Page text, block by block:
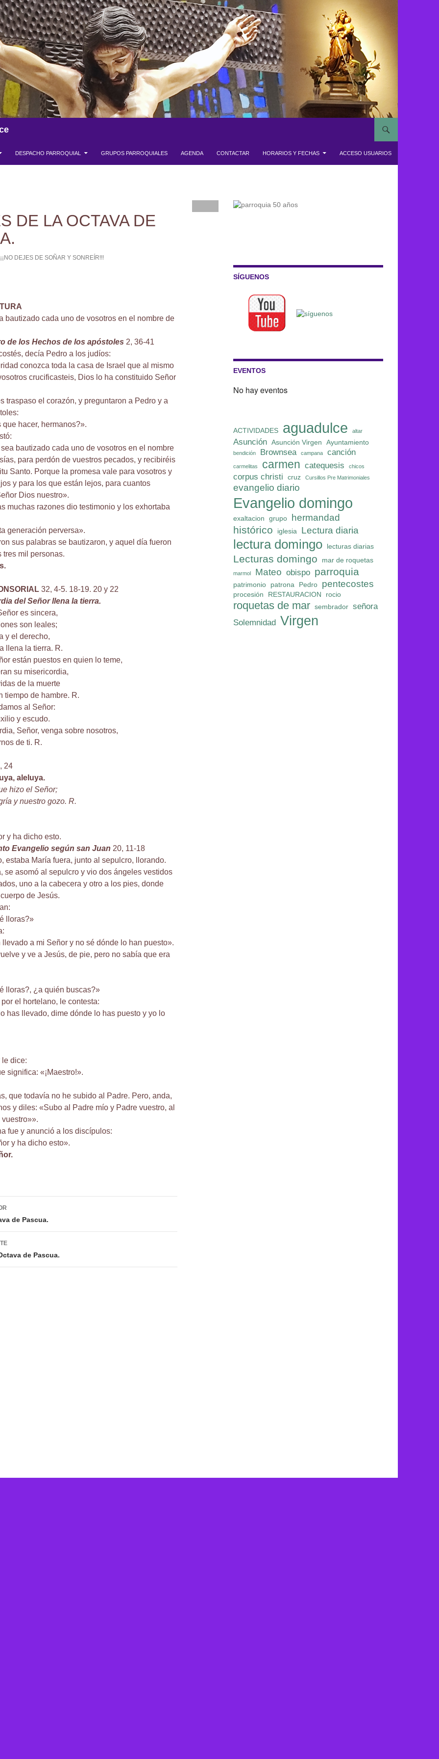
DESPACHO PARROQUIAL GRUPOS PARROQUIALES AGENDA CONTACTAR HORARIOS Y FECHAS ACCESO USUARIOS
DE LA OCTAVA DE
DEJES DE SOÑAR Y SONREÍR!!!
bautizado cada uno de vosotros en el nombre de
de los Hechos de los apóstoles 2, 36-41
decía Pedro a los judíos:
conozca toda la casa de Israel que al mismo
crucificasteis, Dios lo ha constituido Señor
traspaso el corazón, y preguntaron a Pedro y a
hacer, hermanos?».
bautizado cada uno de vosotros en el nombre
para perdón de vuestros pecados, y recibiréis
Santo. Porque la promesa vale para vosotros y
y para los que están lejos, para cuantos
Dios nuestro».
muchas razones dio testimonio y los exhortaba
generación perversa».
sus palabras se bautizaron, y aquel día fueron
tres mil personas.
32, 4-5. 18-19. 20 y 22
del Señor llena la tierra.
es sincera,
son leales;
y el derecho,
llena la tierra. R.
están puestos en quien lo teme,
su misericordia,
de la muerte
tiempo de hambre. R.
al Señor:
y escudo.
Señor, venga sobre nosotros,
de ti. R.
24
aleluya.
hizo el Señor;
y nuestro gozo. R.
y ha dicho esto.
Evangelio según san Juan 20, 11-18
estaba María fuera, junto al sepulcro, llorando.
se asomó al sepulcro y vio dos ángeles vestidos
uno a la cabecera y otro a los pies, donde
de Jesús.
lloras?»
a mi Señor y no sé dónde lo han puesto».
y ve a Jesús, de pie, pero no sabía que era
lloras?, ¿a quién buscas?»
el hortelano, le contesta:
has llevado, dime dónde lo has puesto y yo lo
le dice:
significa: «¡Maestro!».
que todavía no he subido al Padre. Pero, anda,
y diles: «Subo al Padre mío y Padre vuestro, al
fue y anunció a los discípulos:
y ha dicho esto».
de Pascua.
de Pascua.
SÍGUENOS
EVENTOS
No hay eventos
ACTIVIDADES aguadulce altar
Asunción Asunción Virgen Ayuntamiento
bendición Brownsea campana canción
carmelitas carmen catequesis chicos
corpus christi cruz Cursillos Pre Matrimoniales
evangelio diario
Evangelio domingo
exaltacion grupo hermandad
histórico iglesia Lectura diaria
lectura domingo lecturas diarias
Lecturas domingo mar de roquetas
marmol Mateo obispo parroquia
patrimonio patrona Pedro pentecostes
procesión RESTAURACION rocio
roquetas de mar sembrador señora
Solemnidad Virgen